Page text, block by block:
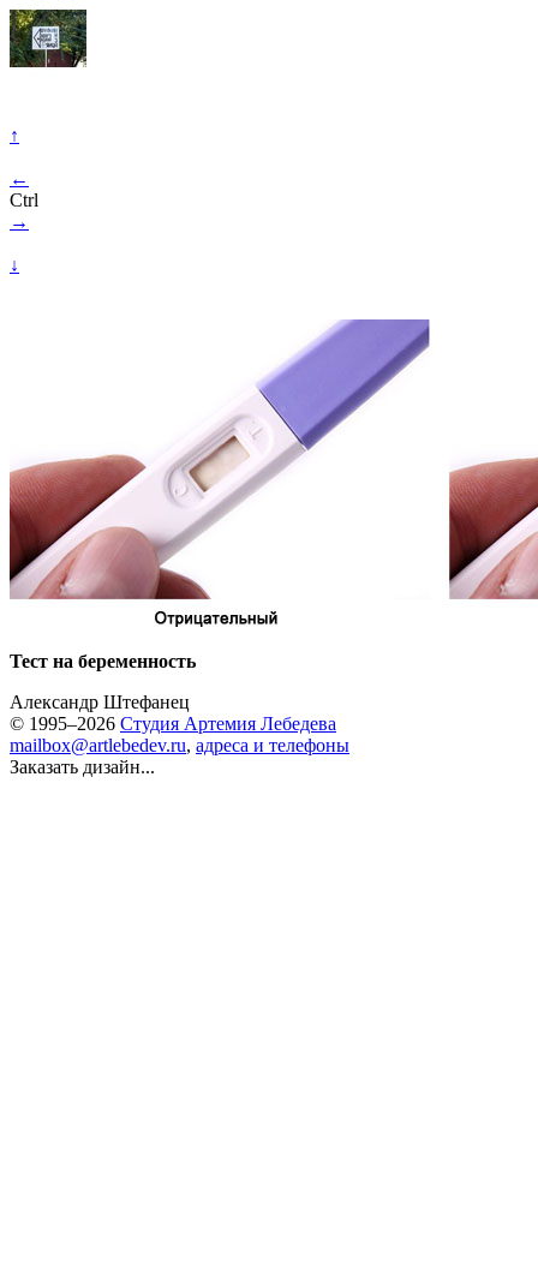
↑
←
Ctrl
→
↓
Тест на беременность
Александр Штефанец
© 1995–2026 Студия Артемия Лебедева
mailbox@artlebedev.ru, адреса и телефоны
Заказать дизайн...